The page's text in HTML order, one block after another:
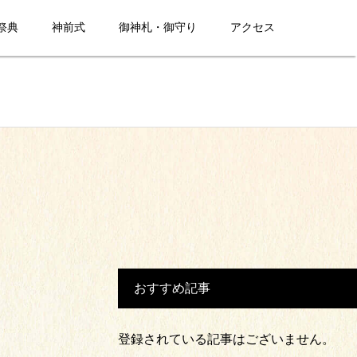
典 神前式 御神札・御守り アクセス
おすすめ記事
登録されている記事はございません。